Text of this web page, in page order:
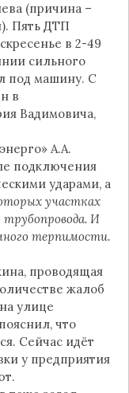
(причина –
Пять ДТП
в 2-49
сильного
под машину. С
в
Вадимовича,
А.А.
подключения
ударами, а
участках
И
терпимости.
проводящая
жалоб
улице
что
Сейчас идёт
у предприятия